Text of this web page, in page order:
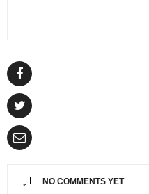
NO COMMENTS YET